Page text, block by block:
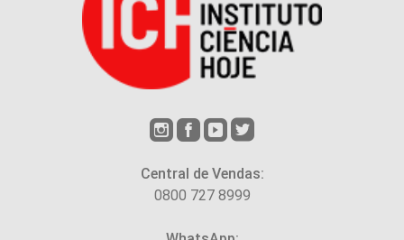
Central de Vendas:
0800 727 8999